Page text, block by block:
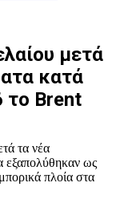
μετά
κατά
το Brent
τα νέα
εξαπολύθηκαν ως
πλοία στα